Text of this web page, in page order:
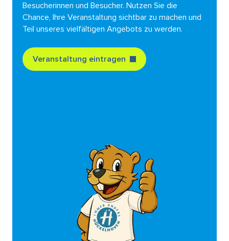
Besucherinnen und Besucher. Nutzen Sie die
Chance, Ihre Veranstaltung sichtbar zu machen und
Teil unseres vielfältigen Angebots zu werden.
Veranstaltung eintragen